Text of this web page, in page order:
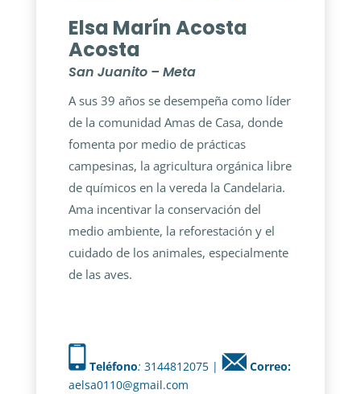
Elsa Marín Acosta
Acosta
San Juanito – Meta
A sus 39 años se desempeña como líder
de la comunidad Amas de Casa, donde
fomenta por medio de prácticas
campesinas, la agricultura orgánica libre
de químicos en la vereda la Candelaria.
Ama incentivar la conservación del
medio ambiente, la reforestación y el
cuidado de los animales, especialmente
de las aves.
Teléfono: 3144812075 |
Correo:
aelsa0110@gmail.com